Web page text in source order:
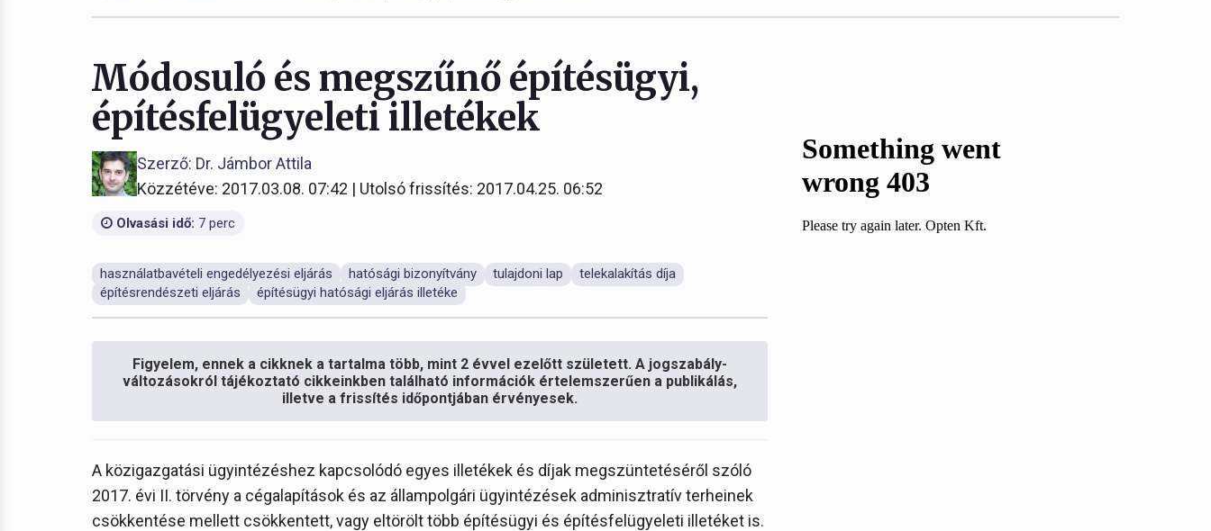
Módosuló és megszűnő építésügyi,
építésfelügyeleti illetékek
Szerző: Dr. Jámbor Attila
Közzétéve: 2017.03.08. 07:42 | Utolsó frissítés: 2017.04.25. 06:52
Olvasási idő: 7 perc
használatbavételi engedélyezési eljárás hatósági bizonyítvány tulajdoni lap
telekalakítás díja
építésrendészeti eljárás
építésügyi hatósági eljárás illetéke
Figyelem, ennek a cikknek a tartalma több, mint 2 évvel ezelőtt született. A jogszabály-
változásokról tájékoztató cikkeinkben található információk értelemszerűen a publikálás,
illetve a frissítés időpontjában érvényesek.
A közigazgatási ügyintézéshez kapcsolódó egyes illetékek és díjak megszüntetéséről szóló
2017. évi II. törvény a cégalapítások és az állampolgári ügyintézések adminisztratív terheinek
csökkentése mellett csökkentett, vagy eltörölt több építésügyi és építésfelügyeleti illetéket is.